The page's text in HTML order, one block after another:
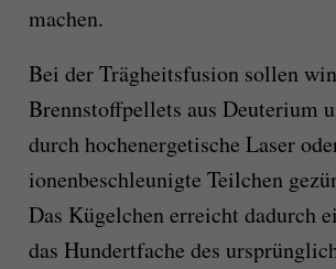
machen.
Bei der Trägheitsfusion sollen
Brennstoffpellets aus Deuterium
durch hochenergetische Laser
ionenbeschleunigte Teilchen
Das Kügelchen erreicht dadurch
das Hundertfache des